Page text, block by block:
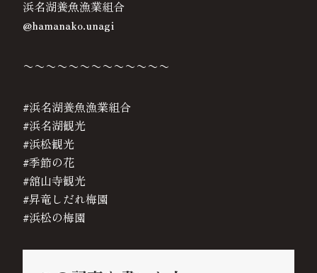
浜名湖養魚漁業組合
@hamanako.unagi
〜〜〜〜〜〜〜〜〜〜〜〜〜
#浜名湖養魚漁業組合
#浜名湖観光
#浜松観光
#季節の花
#舘山寺観光
#昇竜しだれ梅園
#浜松の梅園